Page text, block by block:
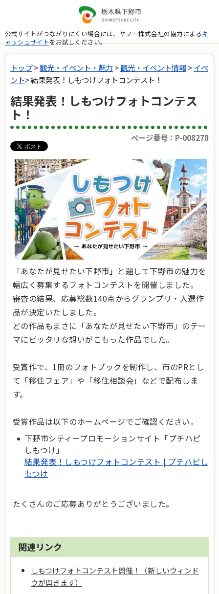
公式サイトがつながりにくい場合には、ヤフー株式会社の協力によるキ
ャッシュサイトをお試しください。
トップ>観光・イベント・魅力 >観光・イベント情報>イベ
ント> 結果発表！しもつけフォトコンテスト！
結果発表！しもつけフォトコンテス
ト！
ページ番号：P-008278
「あなたが見せたい下野市」と題して下野市の魅力を
幅広く募集するフォトコンテストを開催しました。
審査の結果、応募総数140点からグランプリ・入選作
品が決定いたしました。
どの作品もまさに「あなたが見せたい下野市」のテー
マにピッタリな想いがこもった作品でした。
受賞作で、1冊のフォトブックを制作し、市のPRとし
て「移住フェア」や「移住相談会」などで配布しま
す。
受賞作品は以下のホームページでご確認ください。
下野市シティープロモーションサイト「プチハピ
しもつけ」
結果発表！しもつけフォトコンテスト | プチハピし
もつけ
たくさんのご応募ありがとうございました。
関連リンク
しもつけフォトコンテスト開催！（新しいウィンド
ウが開きます）